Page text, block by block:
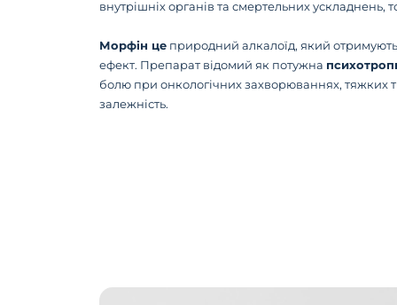
внутрішніх органів та смертельних
Морфін це природний алкалоїд, який
ефект. Препарат відомий як потужна
болю при онкологічних захворюваннях, тяжких
залежність.